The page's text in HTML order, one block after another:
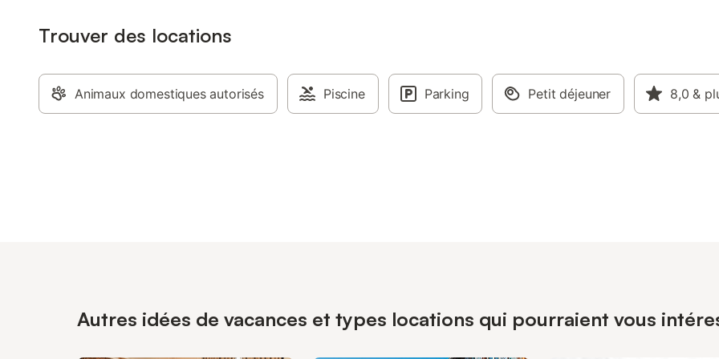
Trouver des locations
Animaux domestiques autorisés Piscine Parking Petit déjeuner 8,0 &
Autres idées de vacances et types locations qui pourraient vous